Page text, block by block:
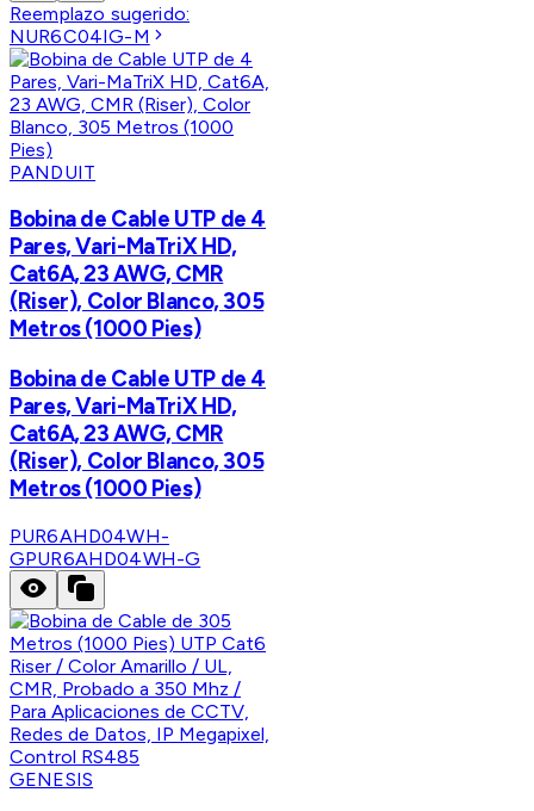
Reemplazo sugerido:
NUR6C04IG-M
PANDUIT
Bobina de Cable UTP de 4
Pares, Vari-MaTriX HD,
Cat6A, 23 AWG, CMR
(Riser), Color Blanco, 305
Metros (1000 Pies)
Bobina de Cable UTP de 4
Pares, Vari-MaTriX HD,
Cat6A, 23 AWG, CMR
(Riser), Color Blanco, 305
Metros (1000 Pies)
PUR6AHD04WH-
GPUR6AHD04WH-G
GENESIS